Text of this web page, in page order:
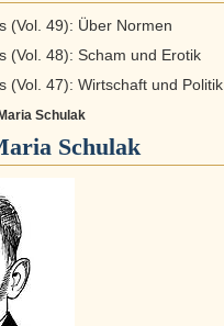
(Vol. 49): Über Normen
(Vol. 48): Scham und Erotik
(Vol. 47): Wirtschaft und Politik
Schulak
Schulak